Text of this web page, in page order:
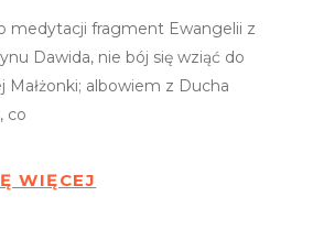
medytacji fragment Ewangelii z
Dawida, nie bój się wziąć do
Małżonki; albowiem z Ducha
co
WIĘCEJ